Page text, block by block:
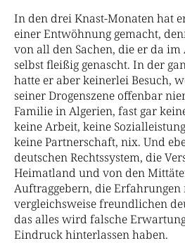
In den drei Knast-Monaten hat
einer Entwöhnung gemacht,
von all den Sachen, die er da im
selbst fleißig genascht. In der
hatte er aber keinerlei Besuch,
seiner Drogenszene offenbar
Familie in Algerien, fast gar
keine Arbeit, keine
keine Partnerschaft, nix. Und
deutschen Rechtssystem, die
Heimatland und von den
Auftraggebern, die Erfahrungen
vergleichsweise freundlichen
das alles wird falsche
Eindruck hinterlassen haben.